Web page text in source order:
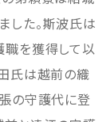
した。斯波氏は
職を獲得して以
氏は越前の織
の守護代に登